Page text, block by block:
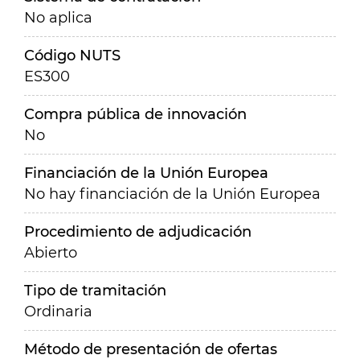
No aplica
Código NUTS
ES300
Compra pública de innovación
No
Financiación de la Unión Europea
No hay financiación de la Unión Europea
Procedimiento de adjudicación
Abierto
Tipo de tramitación
Ordinaria
Método de presentación de ofertas